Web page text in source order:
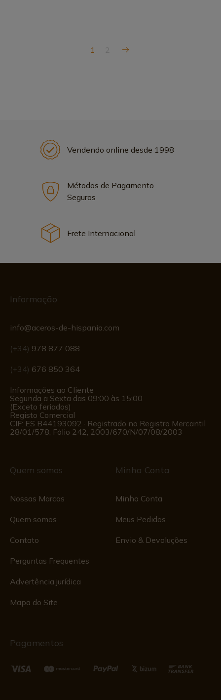
1 2
Vendendo online desde 1998
Métodos de Pagamento
Seguros
Frete Internacional
Informação
info@aceros-de-hispania.com
(+34) 978 877 088
(+34) 676 850 364
Informações ao Cliente
Segunda a Sexta das 09:00 às 15:00
(Exceto feriados)
Registo Comercial
CIF: ES B44193092 · Registrado no Registro Mercantil
28/01/578, Fólio 242, 2003/670/N/07/08/2003
Quem somos
Nossas Marcas
Quem somos
Contato
Perguntas Frequentes
Advertência jurídica
Mapa do Site
Minha Conta
Minha Conta
Meus Pedidos
Envio & Devoluções
Pagamentos